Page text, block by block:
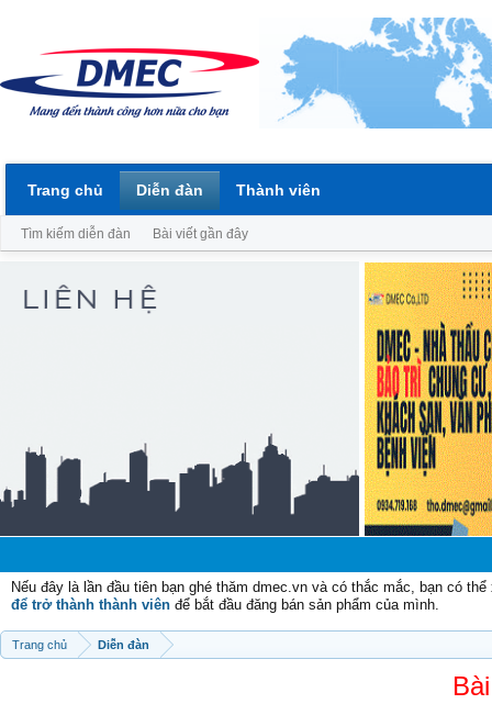
Nếu đây là lần đầu tiên bạn ghé thăm dmec.vn và có thắc mắc, bạn có
để trở thành thành viên để bắt đầu đăng bán sản phẩm của mình.
Trang chủ Diễn đàn
Trang chủ Diễn đàn
Tìm kiếm diễn đàn Bài viết gần đây
Thành viên